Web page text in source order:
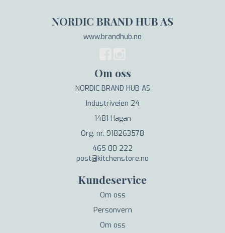
NORDIC BRAND HUB AS
www.brandhub.no
Om oss
NORDIC BRAND HUB AS
Industriveien 24
1481 Hagan
Org. nr. 918263578
465 00 222
post@kitchenstore.no
Kundeservice
Om oss
Personvern
Om oss